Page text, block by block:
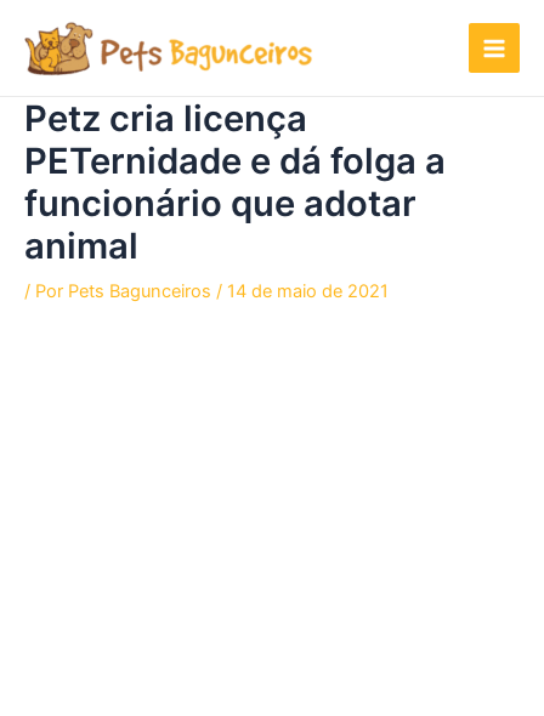
para
conteúdo
Petz cria licença
PETernidade e dá folga a
funcionário que adotar
animal
/ Por Pets Bagunceiros / 14 de maio de 2021